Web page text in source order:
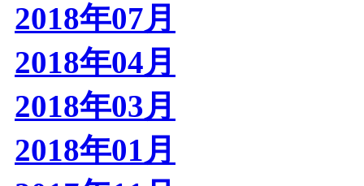
2018年07月
2018年04月
2018年03月
2018年01月